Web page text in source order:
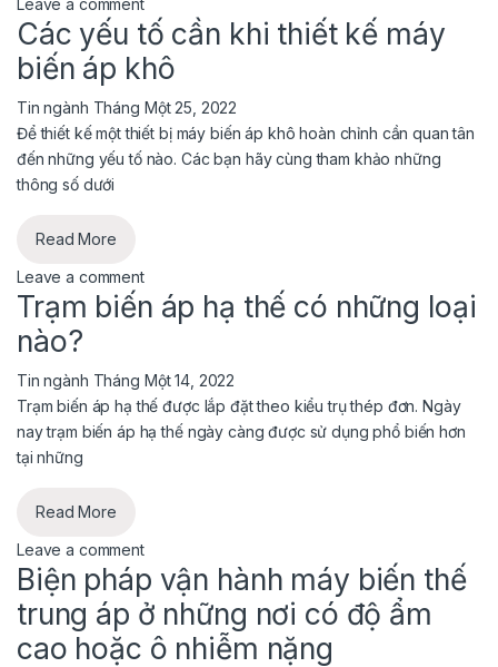
Các yếu tố cần khi thiết kế máy
biến áp khô
Tin ngành Tháng Một 25, 2022
Để thiết kế một thiết bị máy biến áp khô hoàn chỉnh cần quan tân
đến những yếu tố nào. Các bạn hãy cùng tham khảo những
thông số dưới
Read More
Leave a comment
Trạm biến áp hạ thế có những loại
nào?
Tin ngành Tháng Một 14, 2022
Trạm biến áp hạ thế được lắp đặt theo kiểu trụ thép đơn. Ngày
nay trạm biến áp hạ thế ngày càng được sử dụng phổ biến hơn
tại những
Read More
Leave a comment
Biện pháp vận hành máy biến thế
trung áp ở những nơi có độ ẩm
cao hoặc ô nhiễm nặng